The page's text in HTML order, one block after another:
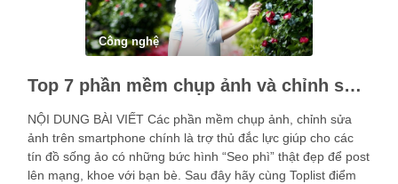
Công nghệ
Top 7 phần mềm chụp ảnh và chỉnh sửa ảnh hội sống ảo không nên bỏ qua
NỘI DUNG BÀI VIẾT Các phần mềm chụp ảnh, chỉnh sửa
ảnh trên smartphone chính là trợ thủ đắc lực giúp cho các
tín đồ sống ảo có những bức hình “Seo phì” thật đẹp để post
lên mạng, khoe với bạn bè. Sau đây hãy cùng Toplist điểm